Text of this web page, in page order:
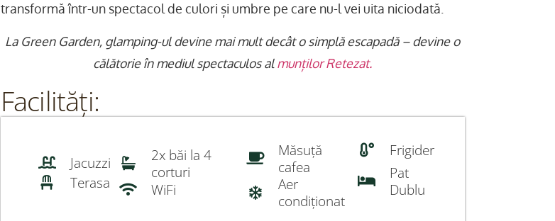
transformă într-un spectacol de culori și umbre pe care nu-l vei uita niciodată.
La Green Garden, glamping-ul devine mai mult decât o simplă escapadă – devine o
călătorie în mediul spectaculos almunților Retezat.
Facilități:
Jacuzzi
Terasa
2x băi la 4
corturi
WiFi
Măsuță
cafea
Aer
condiționat
Frigider
Pat
Dublu